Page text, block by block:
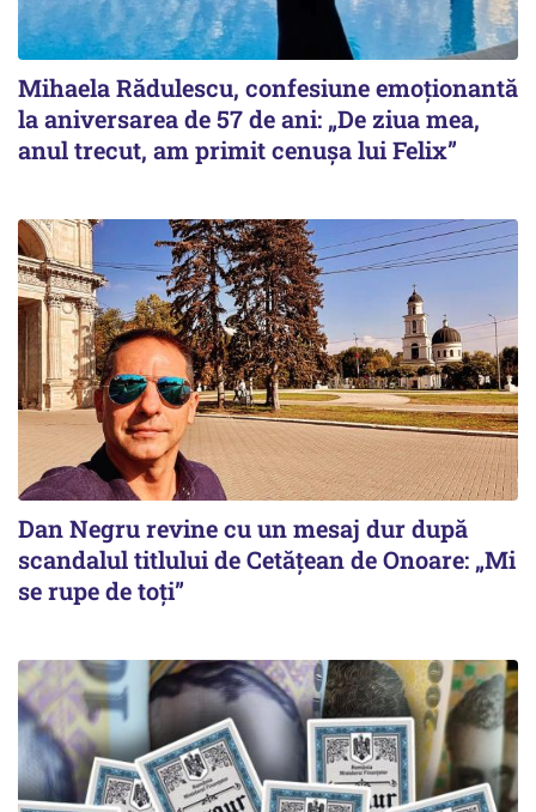
Mihaela Rădulescu, confesiune emoționantă
la aniversarea de 57 de ani: „De ziua mea,
anul trecut, am primit cenușa lui Felix”
Dan Negru revine cu un mesaj dur după
scandalul titlului de Cetățean de Onoare: „Mi
se rupe de toți”